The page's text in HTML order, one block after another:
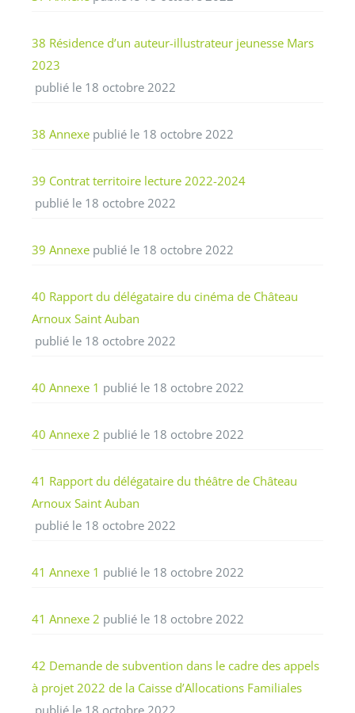
38 Résidence d’un auteur-illustrateur jeunesse Mars
2023
publié le 18 octobre 2022
38 Annexe publié le 18 octobre 2022
39 Contrat territoire lecture 2022-2024
publié le 18 octobre 2022
39 Annexe publié le 18 octobre 2022
40 Rapport du délégataire du cinéma de Château
Arnoux Saint Auban
publié le 18 octobre 2022
40 Annexe 1 publié le 18 octobre 2022
40 Annexe 2 publié le 18 octobre 2022
41 Rapport du délégataire du théâtre de Château
Arnoux Saint Auban
publié le 18 octobre 2022
41 Annexe 1 publié le 18 octobre 2022
41 Annexe 2 publié le 18 octobre 2022
42 Demande de subvention dans le cadre des appels
à projet 2022 de la Caisse d’Allocations Familiales
publié le 18 octobre 2022